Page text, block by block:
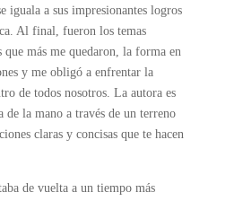
iguala a sus impresionantes logros
Al final, fueron los temas
más me quedaron, la forma en
y me obligó a enfrentar la
de todos nosotros. La autora es
de la mano a través de un terreno
claras y concisas que te hacen
de vuelta a un tiempo más